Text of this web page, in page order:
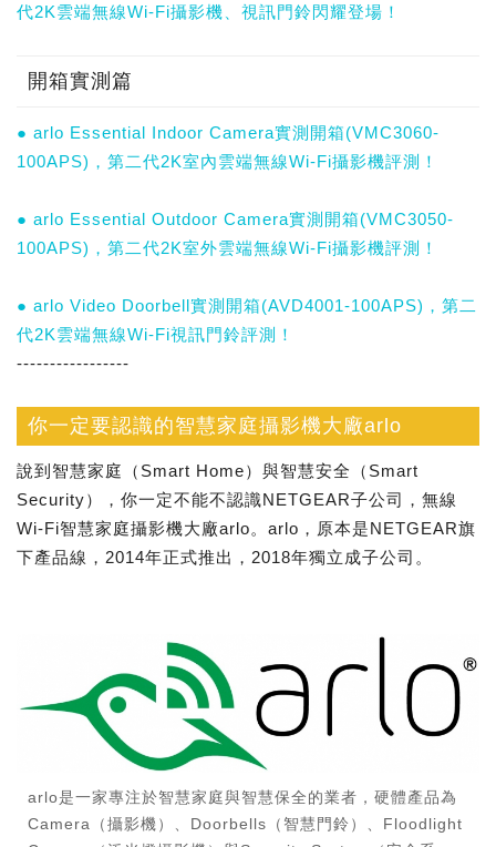
代2K雲端無線Wi-Fi攝影機、視訊門鈴閃耀登場！
開箱實測篇
● arlo Essential Indoor Camera實測開箱(VMC3060-
100APS)，第二代2K室內雲端無線Wi-Fi攝影機評測！
● arlo Essential Outdoor Camera實測開箱(VMC3050-
100APS)，第二代2K室外雲端無線Wi-Fi攝影機評測！
● arlo Video Doorbell實測開箱(AVD4001-100APS)，第二
代2K雲端無線Wi-Fi視訊門鈴評測！
-----------------
你一定要認識的智慧家庭攝影機大廠arlo
說到智慧家庭（Smart Home）與智慧安全（Smart
Security），你一定不能不認識NETGEAR子公司，無線
Wi-Fi智慧家庭攝影機大廠arlo。arlo，原本是NETGEAR旗
下產品線，2014年正式推出，2018年獨立成子公司。
arlo是一家專注於智慧家庭與智慧保全的業者，硬體產品為
Camera（攝影機）、Doorbells（智慧門鈴）、Floodlight